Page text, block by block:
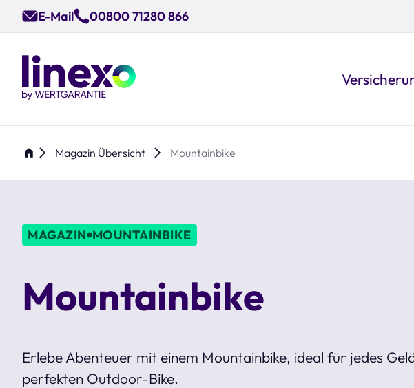
Skip
content
E-Mail 00800 71280 866
Magazin Übersicht Mountainbike
MAGAZIN MOUNTAINBIKE
Mountainbike
Erlebe Abenteuer mit einem Mountainbike, ideal für jedes
perfekten Outdoor-Bike.